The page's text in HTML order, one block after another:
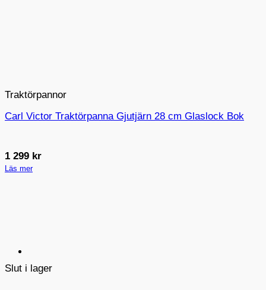
Slut i lager
Traktörpannor
Carl Victor Traktörpanna Gjutjärn 28 cm Glaslock Bok
1 299 kr
Läs mer